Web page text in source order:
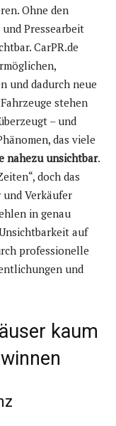
Ohne den
Pressearbeit
CarPR.de
und dadurch neue
stehen
– und
das viele
nahezu unsichtbar.
doch das
Verkäufer
in genau
auf
professionelle
und
kaum